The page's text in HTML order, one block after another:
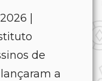
|
de
a